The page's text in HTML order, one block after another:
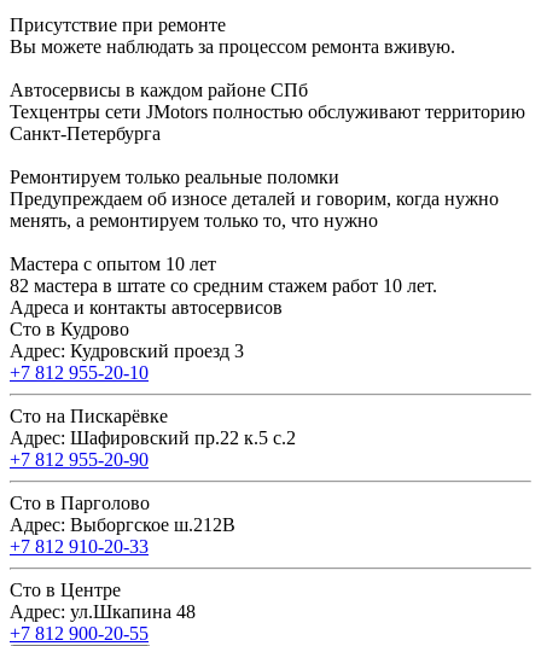
Присутствие при ремонте
Вы можете наблюдать за процессом ремонта вживую.
Автосервисы в каждом районе СПб
Техцентры сети JMotors полностью обслуживают территорию
Санкт-Петербурга
Ремонтируем только реальные поломки
Предупреждаем об износе деталей и говорим, когда нужно
менять, а ремонтируем только то, что нужно
Мастера с опытом 10 лет
82 мастера в штате со средним стажем работ 10 лет.
Адреса и контакты автосервисов
Сто в Кудрово
Адрес: Кудровский проезд 3
+7 812 955-20-10
Сто на Пискарёвке
Адрес: Шафировский пр.22 к.5 с.2
+7 812 955-20-90
Сто в Парголово
Адрес: Выборгское ш.212В
+7 812 910-20-33
Сто в Центре
Адрес: ул.Шкапина 48
+7 812 900-20-55